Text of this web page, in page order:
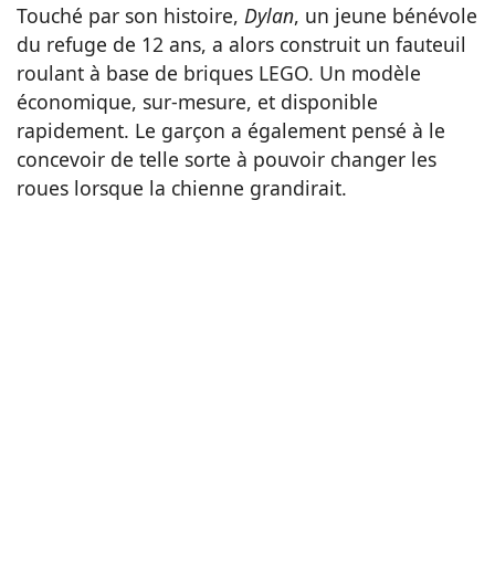
Touché par son histoire, Dylan, un jeune bénévole
du refuge de 12 ans, a alors construit un fauteuil
roulant à base de briques LEGO. Un modèle
économique, sur-mesure, et disponible
rapidement. Le garçon a également pensé à le
concevoir de telle sorte à pouvoir changer les
roues lorsque la chienne grandirait.